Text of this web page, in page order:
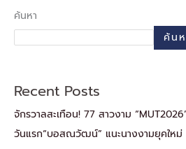
ค้นหา
ค้น
Recent Posts
จักรวาลสะเทือน! 77 สาวงาม
วันแรก“บอสณวัฒน์” แนะนางงามยุคใหม่